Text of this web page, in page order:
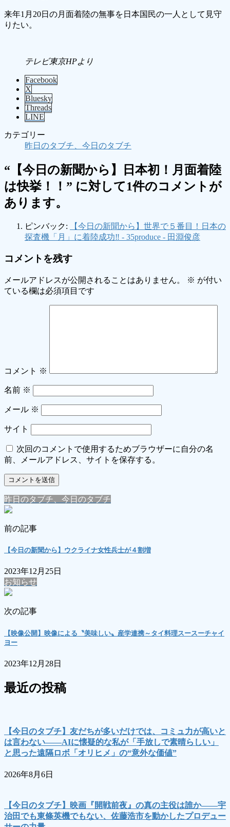
来年1月20日の月面着陸の無事を日本国民の一人として見守
りたい。
テレビ東京HPより
Facebook
X
Bluesky
Threads
LINE
カテゴリー
昨日のタブチ、今日のタブチ
“ 【今日の新聞から】日本初！月面着陸
は快挙！！ ” に対して1件のコメントが
あります。
ピンバック:
【今日の新聞から】世界で５番目！日本の
探査機「月」に着陸成功‼ - 35produce - 田淵俊彦
コメントを残す
メールアドレスが公開されることはありません。 ※ が付い
ている欄は必須項目です
コメント ※
名前 ※
メール ※
サイト
次回のコメントで使用するためブラウザーに自分の名
前、メールアドレス、サイトを保存する。
昨日のタブチ、今日のタブチ
前の記事
【今日の新聞から】ウクライナ女性兵士が４割増
2023年12月25日
お知らせ
次の記事
【映像公開】映像による〝美味しい〟産学連携～タイ料理スースーチャイ
ヨー
2023年12月28日
最近の投稿
【今日のタブチ】友だちが多いだけでは、コミュ力が高いと
は言わない――AIに懐疑的な私が「手放しで素晴らしい」
と思った遠隔ロボ「オリヒメ」の“意外な価値”
2026年8月6日
【今日のタブチ】映画『開戦前夜』の真の主役は誰か――宇
治田でも東條英機でもない、佐藤浩市を動かしたプロデュー